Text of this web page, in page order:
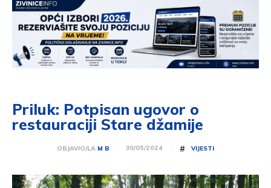
Priluk: Potpisan ugovor o
restauraciji Stare džamije
OBJAVIO/LA M B 30/05/2024 # VIJESTI